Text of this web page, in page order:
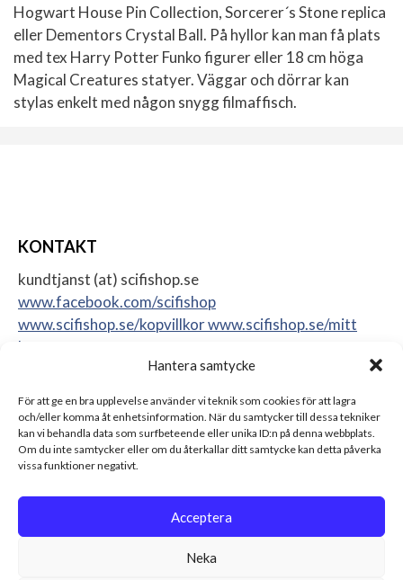
Hantera samtycke
För att ge en bra upplevelse använder vi teknik som cookies för att lagra
och/eller komma åt enhetsinformation. När du samtycker till dessa tekniker
kan vi behandla data som surfbeteende eller unika ID:n på denna webbplats.
Om du inte samtycker eller om du återkallar ditt samtycke kan detta påverka
vissa funktioner negativt.
Acceptera
Neka
Hogwart House Pin Collection, Sorcerer´s Stone replica
eller Dementors Crystal Ball. På hyllor kan man få plats
med tex Harry Potter Funko figurer eller 18 cm höga
Magical Creatures statyer. Väggar och dörrar kan
stylas enkelt med någon snygg filmaffisch.
KONTAKT
kundtjanst (at) scifishop.se
www.facebook.com/scifishop
www.scifishop.se/kopvillkorwww.scifishop.se/mitt
konto
Sweden